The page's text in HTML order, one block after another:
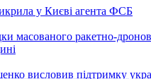
у Києві агента ФСБ
масованого ракетно-
висловив підтримку